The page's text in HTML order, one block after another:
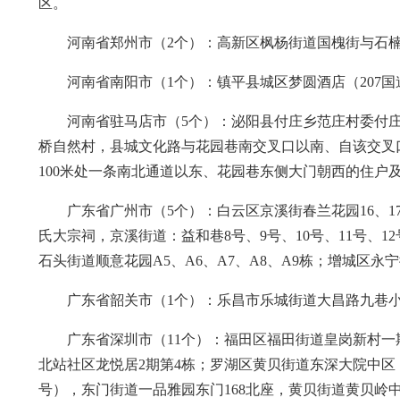
区。
河南省郑州市（2个）：高新区枫杨街道国槐街与石
河南省南阳市（1个）：镇平县城区梦圆酒店（207
河南省驻马店市（5个）：泌阳县付庄乡范庄村委付
桥自然村，县城文化路与花园巷南交叉口以南、自该交
100米处一条南北通道以东、花园巷东侧大门朝西的住户
广东省广州市（5个）：白云区京溪街春兰花园16、
氏大宗祠，京溪街道：益和巷8号、9号、10号、11号、
石头街道顺意花园A5、A6、A7、A8、A9栋；增城区永
广东省韶关市（1个）：乐昌市乐城街道大昌路九巷
广东省深圳市（11个）：福田区福田街道皇岗新村
北站社区龙悦居2期第4栋；罗湖区黄贝街道东深大院中
号），东门街道一品雅园东门168北座，黄贝街道黄贝岭